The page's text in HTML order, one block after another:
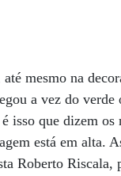
mesmo na
a vez do
isso que dizem os
está em alta.
Roberto